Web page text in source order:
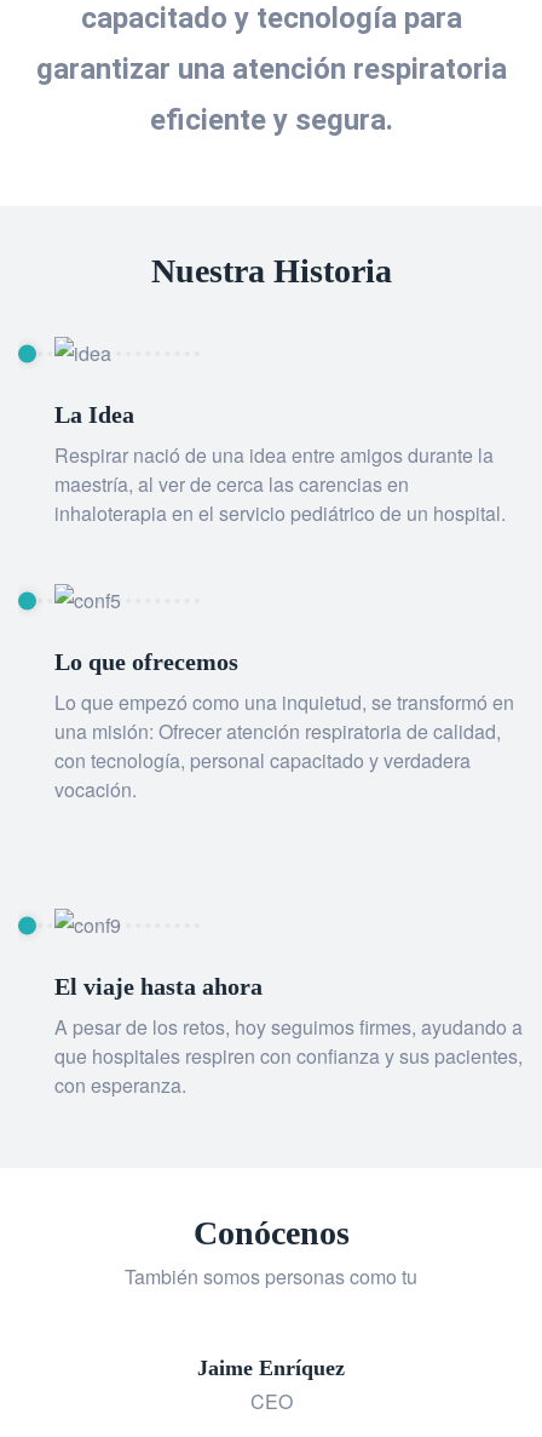
capacitado y tecnología para
garantizar una atención respiratoria
eficiente y segura.
Nuestra Historia
La Idea
Respirar nació de una idea entre amigos durante la
maestría, al ver de cerca las carencias en
inhaloterapia en el servicio pediátrico de un hospital.
Lo que ofrecemos
Lo que empezó como una inquietud, se transformó en
una misión: Ofrecer atención respiratoria de calidad,
con tecnología, personal capacitado y verdadera
vocación.
El viaje hasta ahora
A pesar de los retos, hoy seguimos firmes, ayudando a
que hospitales respiren con confianza y sus pacientes,
con esperanza.
Conócenos
También somos personas como tu
Jaime Enríquez
CEO